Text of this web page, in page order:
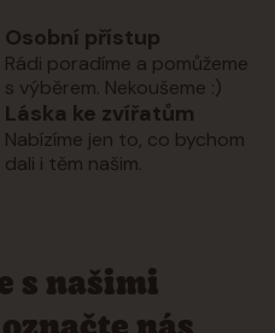
Osobní přístup
Rádi poradíme a pomůžeme
s výběrem. Nekoušeme :)
Láska ke zvířatům
Nabízíme jen to, co bychom
dali i těm našim.
s našimi